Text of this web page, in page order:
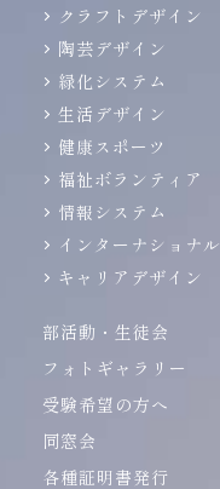
クラフトデザイン
陶芸デザイン
緑化システム
生活デザイン
健康スポーツ
福祉ボランティア
情報システム
インターナショナル
キャリアデザイン
部活動・生徒会
フォトギャラリー
受験希望の方へ
同窓会
各種証明書発行